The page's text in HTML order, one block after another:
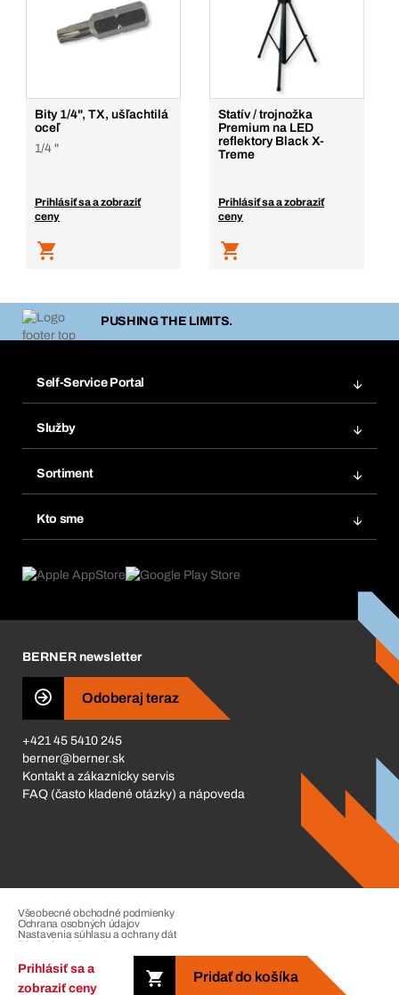
Prihlásiť sa a
zobraziť ceny
Pridať do košíka
Bity 1/4", TX, ušľachtilá
oceľ
1/4 "
Prihlásiť sa a zobraziť
ceny
Statív / trojnožka
Premium na LED
reflektory Black X-
Treme
Prihlásiť sa a zobraziť
ceny
PUSHING THE LIMITS.
Self-Service Portal
Obľúbené
Opakované objednávky
Predplatné
Služby
Chemická databáza
eProcurement
Produktový poradca
Sortiment
Kto sme
Čo nás poháňa
Business Conduct
BERNER newsletter
Odoberaj teraz
+421 45 5410 245
berner@berner.sk
Kontakt a zákaznícky servis
FAQ (často kladené otázky) a nápoveda
Všeobecné obchodné podmienky
Ochrana osobných údajov
Nastavenia súhlasu a ochrany dát
Riadenie sťažností